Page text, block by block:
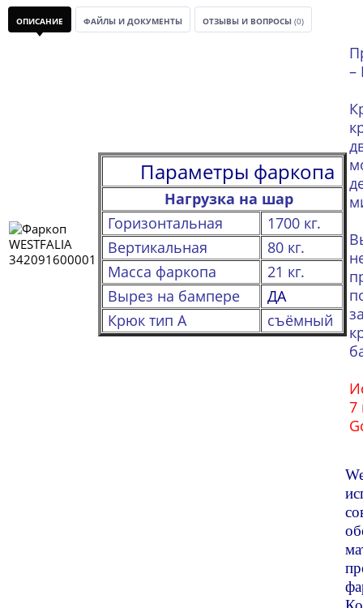
ОПИСАНИЕ ФАЙЛЫ И ДОКУМЕНТЫ ОТЗЫВЫ И ВОПРОСЫ (0)
Параметры фаркопа
Нагрузка на шар
Горизонтальная
1700 кг.
Вертикальная
80 кг.
Масса фаркопа
21 кг.
Вырез на бампере
ДА
Крюк тип А
съёмный
–
7